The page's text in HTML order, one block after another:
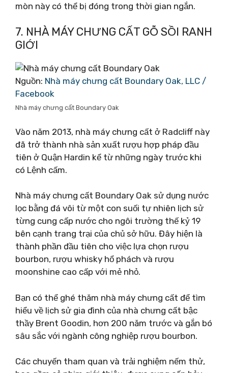
mòn này có thể bị đóng trong thời gian ngắn.
7. NHÀ MÁY CHƯNG CẤT GỖ SỒI RANH
GIỚI
Nguồn: Nhà máy chưng cất Boundary Oak, LLC /
Facebook
Nhà máy chưng cất Boundary Oak
Vào năm 2013, nhà máy chưng cất ở Radcliff này
đã trở thành nhà sản xuất rượu hợp pháp đầu
tiên ở Quận Hardin kể từ những ngày trước khi
có Lệnh cấm.
Nhà máy chưng cất Boundary Oak sử dụng nước
lọc bằng đá vôi từ một con suối tự nhiên lịch sử
từng cung cấp nước cho ngôi trường thế kỷ 19
bên cạnh trang trại của chủ sở hữu. Đây hiện là
thành phần đầu tiên cho việc lựa chọn rượu
bourbon, rượu whisky hổ phách và rượu
moonshine cao cấp với mẻ nhỏ.
Bạn có thể ghé thăm nhà máy chưng cất để tìm
hiểu về lịch sử gia đình của nhà chưng cất bậc
thầy Brent Goodin, hơn 200 năm trước và gắn bó
sâu sắc với ngành công nghiệp rượu bourbon.
Các chuyến tham quan và trải nghiệm nếm thử,